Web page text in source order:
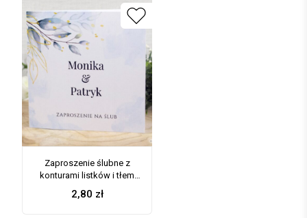
Zaproszenie ślubne z
konturami listków i tłem
ZAP-155-2
2,80 zł